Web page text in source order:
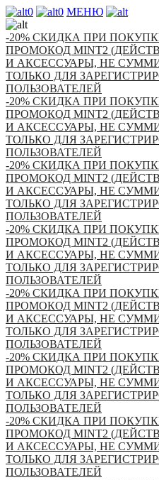
0 0 МЕНЮ
-20% СКИДКА ПРИ
ПРОМОКОД MINT2
И АКСЕССУАРЫ, НЕ
ТОЛЬКО ДЛЯ
ПОЛЬЗОВАТЕЛЕЙ
-20% СКИДКА ПРИ
ПРОМОКОД MINT2
И АКСЕССУАРЫ, НЕ
ТОЛЬКО ДЛЯ
ПОЛЬЗОВАТЕЛЕЙ
-20% СКИДКА ПРИ
ПРОМОКОД MINT2
И АКСЕССУАРЫ, НЕ
ТОЛЬКО ДЛЯ
ПОЛЬЗОВАТЕЛЕЙ
-20% СКИДКА ПРИ
ПРОМОКОД MINT2
И АКСЕССУАРЫ, НЕ
ТОЛЬКО ДЛЯ
ПОЛЬЗОВАТЕЛЕЙ
-20% СКИДКА ПРИ
ПРОМОКОД MINT2
И АКСЕССУАРЫ, НЕ
ТОЛЬКО ДЛЯ
ПОЛЬЗОВАТЕЛЕЙ
-20% СКИДКА ПРИ
ПРОМОКОД MINT2
И АКСЕССУАРЫ, НЕ
ТОЛЬКО ДЛЯ
ПОЛЬЗОВАТЕЛЕЙ
-20% СКИДКА ПРИ
ПРОМОКОД MINT2
И АКСЕССУАРЫ, НЕ
ТОЛЬКО ДЛЯ
ПОЛЬЗОВАТЕЛЕЙ